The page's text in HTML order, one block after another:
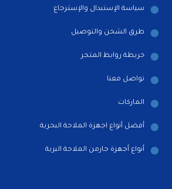
سياسة الإستبدال والإسترجاع
طرق الشحن والتوصيل
خريطة روابط المتجر
تواصل معنا
الماركات
أفضل أنواع اجهزة الملاحة البحرية
أنواع أجهزة جارمن الملاحة البرية